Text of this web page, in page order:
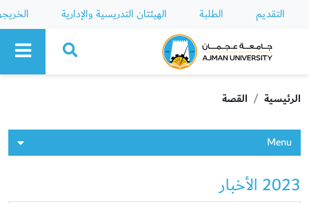
التقديم الطلبة الهيئتان التدريسية والإدارية
Ajman University
الرئيسية القصة
Menu
2023 الأخبار